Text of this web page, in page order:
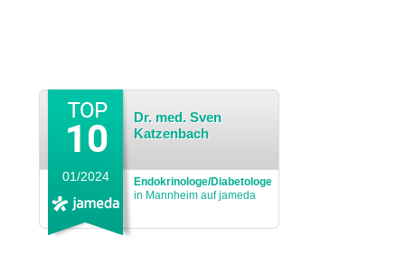
Dr. med. Sven
Katzenbach
Endokrinologe/Diabetologe
in Mannheim auf jameda
01/2024